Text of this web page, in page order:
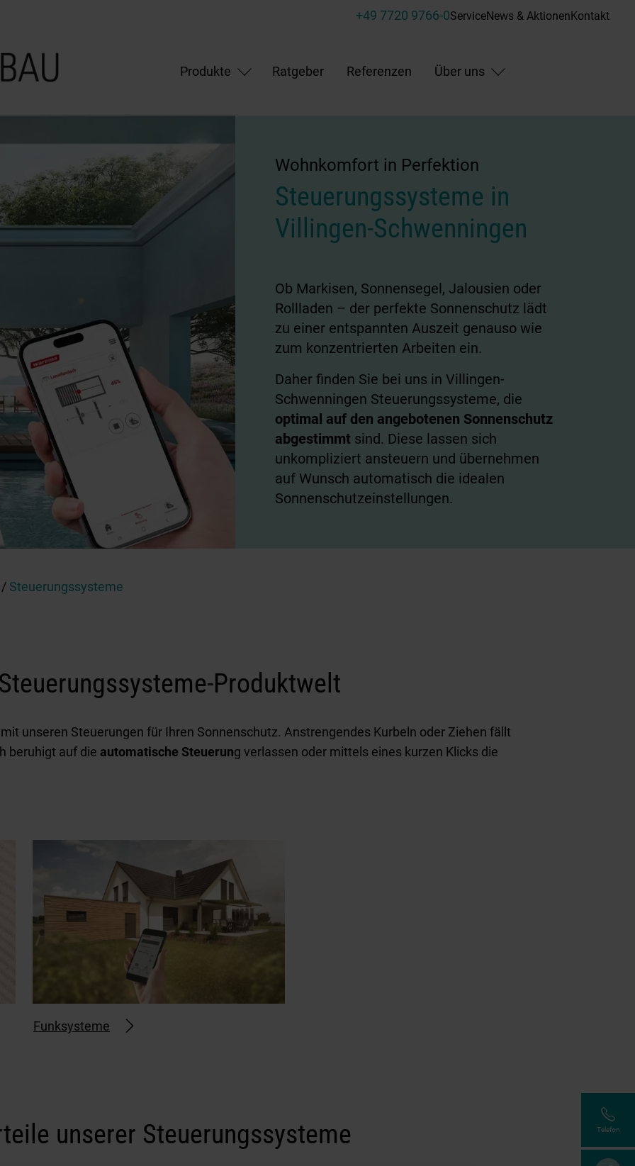
+49 7720 9766-0ServiceNews & AktionenKontakt
Produkte Ratgeber Referenzen Über uns
/ Steuerungssysteme
Wohnkomfort in Perfektion
Steuerungssysteme in
Villingen-Schwenningen
Ob Markisen, Sonnensegel, Jalousien oder
Rollladen – der perfekte Sonnenschutz lädt
zu einer entspannten Auszeit genauso wie
zum konzentrierten Arbeiten ein.
Daher finden Sie bei uns in Villingen-
Schwenningen Steuerungssysteme, die
optimal auf den angebotenen Sonnenschutz
abgestimmt sind. Diese lassen sich
unkompliziert ansteuern und übernehmen
auf Wunsch automatisch die idealen
Sonnenschutzeinstellungen.
Produktwelt
unseren Steuerungen für Ihren Sonnenschutz. Anstrengendes Kurbeln oder Ziehen fällt
beruhigt auf die automatische Steuerung verlassen oder mittels eines kurzen Klicks die
Funksysteme
unserer Steuerungssysteme Telefon